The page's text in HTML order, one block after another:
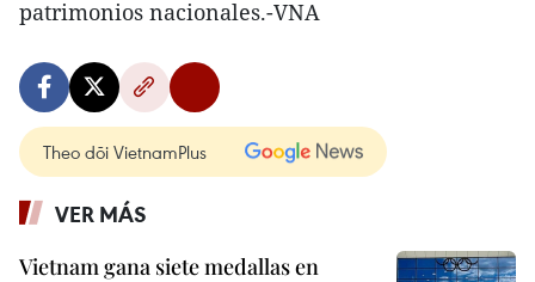
patrimonios nacionales.-VNA
Theo dõi VietnamPlus
VER MÁS
Vietnam gana siete medallas en